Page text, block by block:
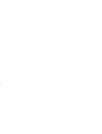
York Blanco 39x75